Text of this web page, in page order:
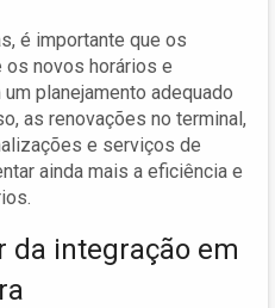
é importante que os
novos horários e
planejamento adequado
as renovações no terminal,
e serviços de
ainda mais a eficiência e
da integração em